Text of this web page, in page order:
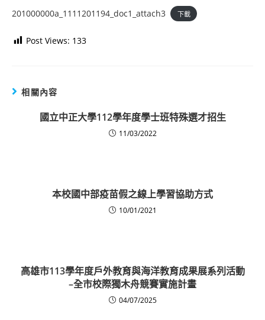
201000000a_1111201194_doc1_attach3 下載
Post Views: 133
相關內容
國立中正大學112學年度學士班特殊選才招生
11/03/2022
本校國中部疫苗假之線上學習協助方式
10/01/2021
高雄市113學年度戶外教育與海洋教育成果展系列活動
–全市校際獨木舟競賽實施計畫
04/07/2025